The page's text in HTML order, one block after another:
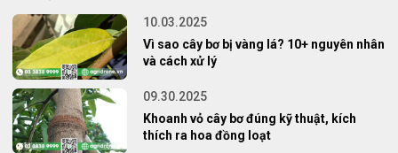
10.03.2025
Vì sao cây bơ bị vàng lá? 10+ nguyên nhân
và cách xử lý
09.30.2025
Khoanh vỏ cây bơ đúng kỹ thuật, kích
thích ra hoa đồng loạt